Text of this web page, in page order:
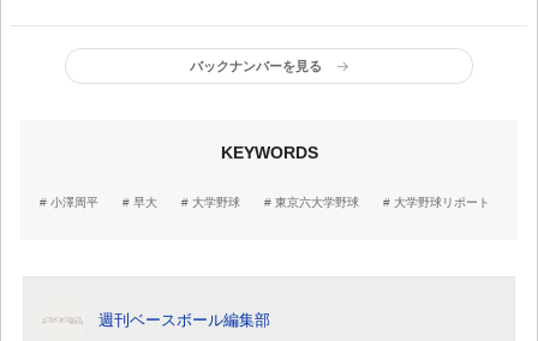
生」明大・内海優太にあ
るスター性&存在感
プテン
バックナンバーを見る
KEYWORDS
小澤周平 早大 大学野球 東京六大学野球 大学野球リポート
週刊ベースボール編集部